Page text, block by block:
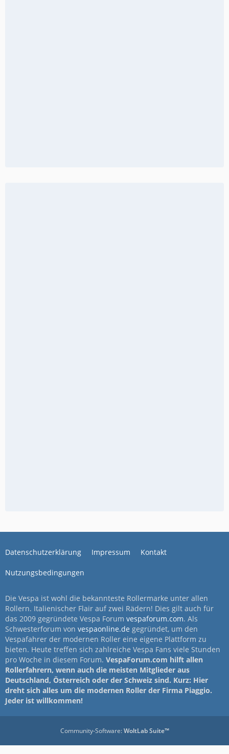
Datenschutzerklärung Impressum Kontakt
Nutzungsbedingungen
Die Vespa ist wohl die bekannteste Rollermarke unter allen
Rollern. Italienischer Flair auf zwei Rädern! Dies gilt auch für
das 2009 gegründete Vespa Forum vespaforum.com. Als
Schwesterforum von vespaonline.de gegründet, um den
Vespafahrer der modernen Roller eine eigene Plattform zu
bieten. Heute treffen sich zahlreiche Vespa Fans viele Stunden
pro Woche in diesem Forum. VespaForum.com hilft allen
Rollerfahrern, wenn auch die meisten Mitglieder aus
Deutschland, Österreich oder der Schweiz sind. Kurz: Hier
dreht sich alles um die modernen Roller der Firma Piaggio.
Jeder ist willkommen!
Community-Software:WoltLab Suite™